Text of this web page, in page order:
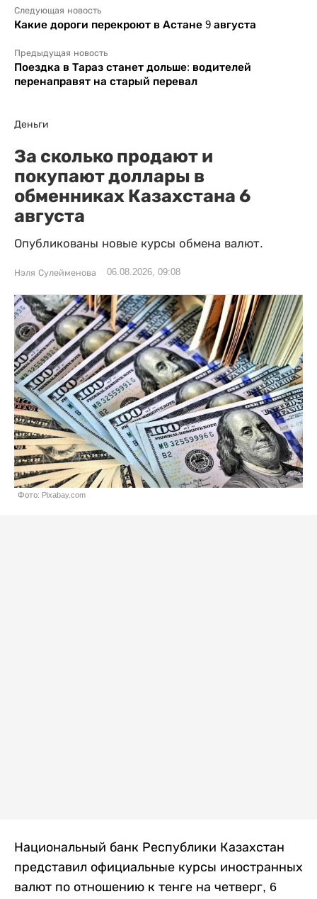
Следующая новость
Какие дороги перекроют в Астане 9 августа
Предыдущая новость
Поездка в Тараз станет дольше: водителей
перенаправят на старый перевал
Деньги
За сколько продают и
покупают доллары в
обменниках Казахстана 6
августа
Опубликованы новые курсы обмена валют.
Нэля Сулейменова 06.08.2026, 09:08
Фото: Pixabay.com
Национальный банк Республики Казахстан
представил официальные курсы иностранных
валют по отношению к тенге на четверг, 6